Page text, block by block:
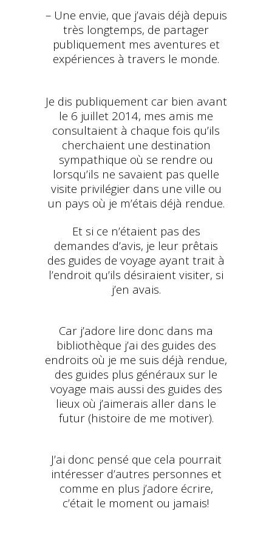
– Une envie, que j’avais déjà depuis
très longtemps, de partager
publiquement mes aventures et
expériences à travers le monde.
Je dis publiquement car bien avant
le 6 juillet 2014, mes amis me
consultaient à chaque fois qu’ils
cherchaient une destination
sympathique où se rendre ou
lorsqu’ils ne savaient pas quelle
visite privilégier dans une ville ou
un pays où je m’étais déjà rendue.
Et si ce n’étaient pas des
demandes d’avis, je leur prêtais
des guides de voyage ayant trait à
l’endroit qu’ils désiraient visiter, si
j’en avais.
Car j’adore lire donc dans ma
bibliothèque j’ai des guides des
endroits où je me suis déjà rendue,
des guides plus généraux sur le
voyage mais aussi des guides des
lieux où j’aimerais aller dans le
futur (histoire de me motiver).
J’ai donc pensé que cela pourrait
intéresser d’autres personnes et
comme en plus j’adore écrire,
c’était le moment ou jamais!